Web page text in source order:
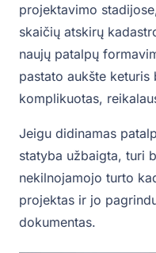
projektavimo
skaičių atskirų
naujų patalpų
pastato aukšte
komplikuotas,
Jeigu didinamas
statyba užbaigta, turi
nekilnojamojo turto
projektas ir jo
dokumentas.